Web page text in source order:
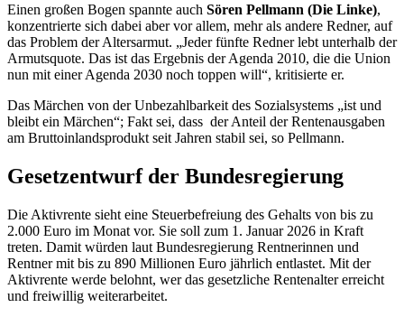
Einen großen Bogen spannte auch Sören Pellmann (Die Linke),
konzentrierte sich dabei aber vor allem, mehr als andere Redner, auf
das Problem der Altersarmut. „Jeder fünfte Redner lebt unterhalb der
Armutsquote. Das ist das Ergebnis der Agenda 2010, die die Union
nun mit einer Agenda 2030 noch toppen will“, kritisierte er.
Das Märchen von der Unbezahlbarkeit des Sozialsystems „ist und
bleibt ein Märchen“; Fakt sei, dass der Anteil der Rentenausgaben
am Bruttoinlandsprodukt seit Jahren stabil sei, so Pellmann.
Gesetzentwurf der Bundesregierung
Die Aktivrente sieht eine Steuerbefreiung des Gehalts von bis zu
2.000 Euro im Monat vor. Sie soll zum 1. Januar 2026 in Kraft
treten. Damit würden laut Bundesregierung Rentnerinnen und
Rentner mit bis zu 890 Millionen Euro jährlich entlastet. Mit der
Aktivrente werde belohnt, wer das gesetzliche Rentenalter erreicht
und freiwillig weiterarbeitet.